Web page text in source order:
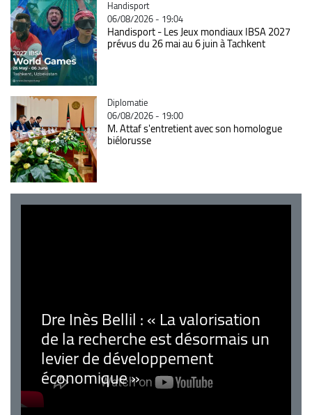
Catégorie
Handisport
06/08/2026 - 19:04
Handisport - Les Jeux mondiaux IBSA 2027
prévus du 26 mai au 6 juin à Tachkent
Catégorie
Diplomatie
06/08/2026 - 19:00
M. Attaf s'entretient avec son homologue
biélorusse
Dre Inès Bellil : « La valorisation
de la recherche est désormais un
levier de développement
économique »